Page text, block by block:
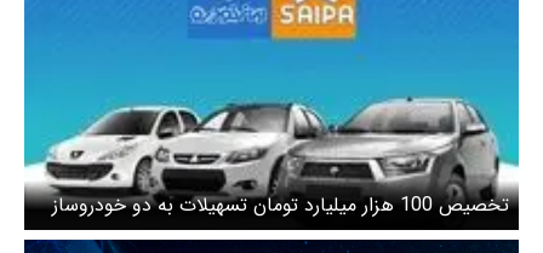
تخصیص 100 هزار میلیارد تومان تسهیلات به دو خودروساز
بزرگ کشور